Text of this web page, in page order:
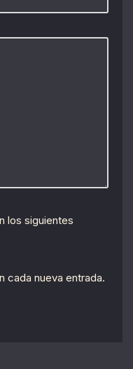
los siguientes
cada nueva entrada.